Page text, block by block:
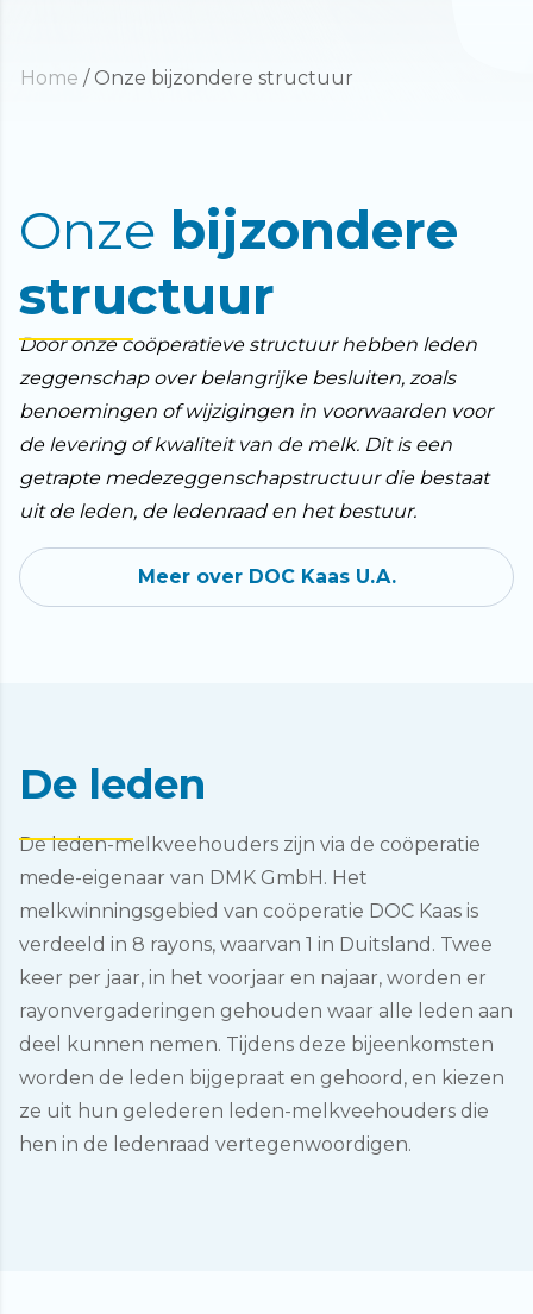
Home / Onze bijzondere structuur
Onze bijzondere
structuur
Door onze coöperatieve structuur hebben leden
zeggenschap over belangrijke besluiten, zoals
benoemingen of wijzigingen in voorwaarden voor
de levering of kwaliteit van de melk. Dit is een
getrapte medezeggenschapstructuur die bestaat
uit de leden, de ledenraad en het bestuur.
Meer over DOC Kaas U.A.
De leden
De leden-melkveehouders zijn via de coöperatie
mede-eigenaar van DMK GmbH. Het
melkwinningsgebied van coöperatie DOC Kaas is
verdeeld in 8 rayons, waarvan 1 in Duitsland. Twee
keer per jaar, in het voorjaar en najaar, worden er
rayonvergaderingen gehouden waar alle leden aan
deel kunnen nemen. Tijdens deze bijeenkomsten
worden de leden bijgepraat en gehoord, en kiezen
ze uit hun gelederen leden-melkveehouders die
hen in de ledenraad vertegenwoordigen.